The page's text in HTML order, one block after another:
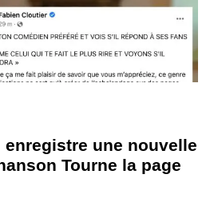
enregistre une nouvelle
Tourne la page